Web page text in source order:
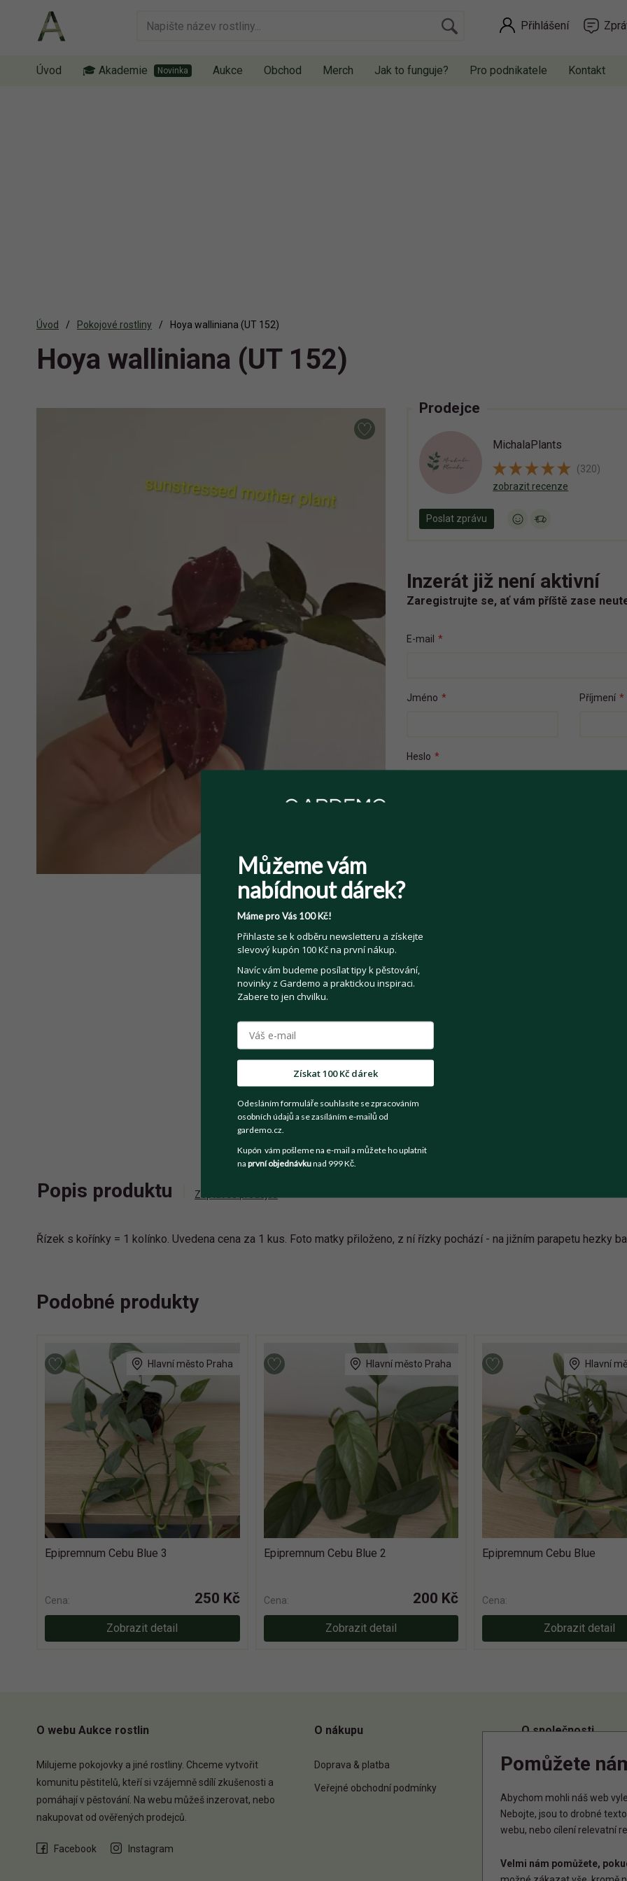
Přihlášení
Úvod 🎓 Akademie Aukce Obchod Merch Jak to funguje? Pro podnikatele Kontakt
Úvod Pokojové rostliny Hoya walliniana (UT 152)
Hoya walliniana (UT 152)
Prodejce
MichalaPlants
(320)
zobrazit recenze
Poslat zprávu
Inzerát již není aktivní
Zaregistrujte se, ať vám příště zase
E-mail *
Jméno * Příjmení *
Heslo *
Sdílejte na:
Facebook
Popis produktu Zeptat se prodejce
Řízek s kořínky = 1 kolínko. Uvedena cena za 1 kus. Foto matky přiloženo, z ní řízky pochází - na jižním parapetu hezky
Podobné produkty
Hlavní město Praha
Epipremnum Cebu Blue 3
Cena: 250 Kč
Zobrazit detail
Hlavní město Praha
Epipremnum Cebu Blue 2
Cena: 200 Kč
Zobrazit detail
Hlavní
Epipremnum Cebu Blue
Cena:
Zobrazit detail
O webu Aukce rostlin
Milujeme pokojovky a jiné rostliny. Chceme vytvořit
komunitu pěstitelů, kteří si vzájemně sdílí zkušenosti a
pomáhají v pěstování. Na webu můžeš inzerovat, nebo
nakupovat od ověřených prodejců.
Facebook Instagram
O nákupu
Doprava & platba
Veřejné obchodní podmínky
O společnosti
O nás
Pomůžete
Abychom mohli náš web
Nebojte, jsou to drobné
webu, nebo cílení relevatní
Velmi nám pomůžete,
Můžeme vám
nabídnout dárek?
Máme pro Vás 100 Kč!
Přihlaste se k odběru newsletteru a získejte
slevový kupón 100 Kč na první nákup.
Navíc vám budeme posílat tipy k pěstování,
novinky z Gardemo a praktickou inspiraci.
Zabere to jen chvilku.
Získat 100 Kč dárek
Odesláním formuláře souhlasíte se zpracováním
osobních údajů a se zasíláním e-mailů od
gardemo.cz.
Kupón vám pošleme na e-mail a můžete ho uplatnit
na první objednávkunad 999 Kč.